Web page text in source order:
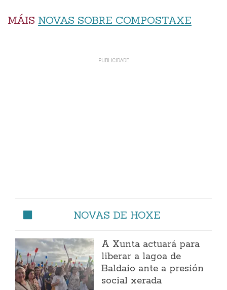
MÁIS NOVAS SOBRE COMPOSTAXE
NOVAS DE HOXE
A Xunta actuará para
liberar a lagoa de
Baldaio ante a presión
social xerada